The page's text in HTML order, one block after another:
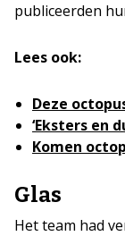
publiceerden
Lees ook:
Deze
‘Eksters en
Komen
Glas
Het team had